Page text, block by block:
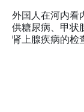
外国人在河内看
供糖尿病、甲状
肾上腺疾病的检